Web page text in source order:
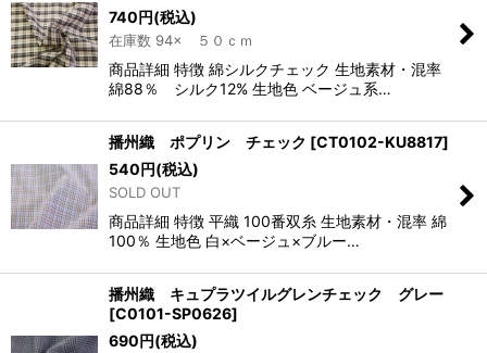
740円(税込)
在庫数 94× ５０ｃｍ
商品詳細 特徴 綿シルクチェック 生地素材・混率
綿88％ シルク12% 生地色 ベージュ系…
播州織 ポプリン チェック [CT0102-KU8817]
540円(税込)
SOLD OUT
商品詳細 特徴 平織 100番双糸 生地素材・混率 綿
100％ 生地色 白×ベージュ×ブルー…
播州織 キュプラツイルグレンチェック グレー
[C0101-SP0626]
690円(税込)